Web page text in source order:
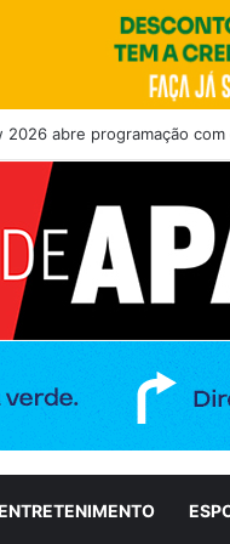
2026 abre programação